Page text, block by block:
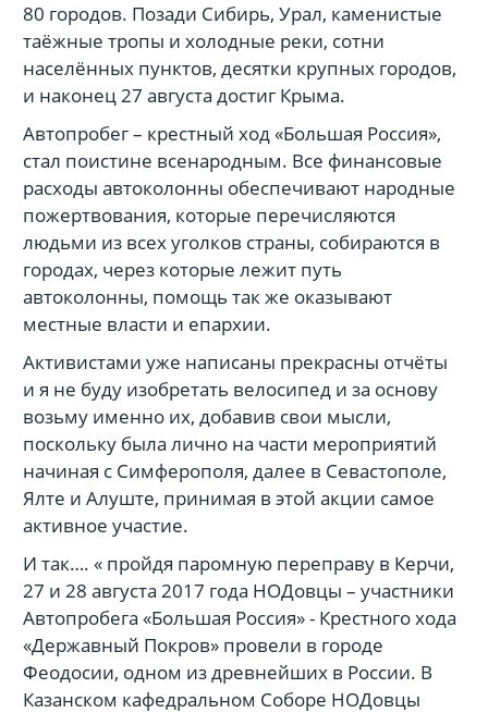
80 городов. Позади Сибирь, Урал, каменистые
таёжные тропы и холодные реки, сотни
населённых пунктов, десятки крупных городов,
и наконец 27 августа достиг Крыма.
Автопробег – крестный ход «Большая Россия»,
стал поистине всенародным. Все финансовые
расходы автоколонны обеспечивают народные
пожертвования, которые перечисляются
людьми из всех уголков страны, собираются в
городах, через которые лежит путь
автоколонны, помощь так же оказывают
местные власти и епархии.
Активистами уже написаны прекрасны отчёты
и я не буду изобретать велосипед и за основу
возьму именно их, добавив свои мысли,
поскольку была лично на части мероприятий
начиная с Симферополя, далее в Севастополе,
Ялте и Алуште, принимая в этой акции самое
активное участие.
И так…. « пройдя паромную переправу в Керчи,
27 и 28 августа 2017 года НОДовцы – участники
Автопробега «Большая Россия» - Крестного хода
«Державный Покров» провели в городе
Феодосии, одном из древнейших в России. В
Казанском кафедральном Соборе НОДовцы